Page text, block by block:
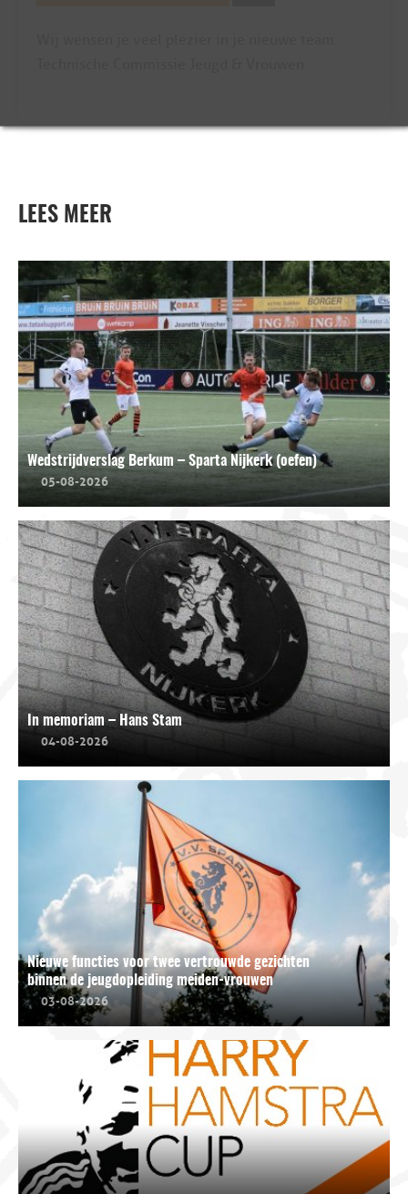
LEES MEER
Wedstrijdverslag Berkum – Sparta Nijkerk (oefen)
05-08-2026
In memoriam – Hans Stam
04-08-2026
Nieuwe functies voor twee vertrouwde gezichten
binnen de jeugdopleiding meiden-vrouwen
03-08-2026